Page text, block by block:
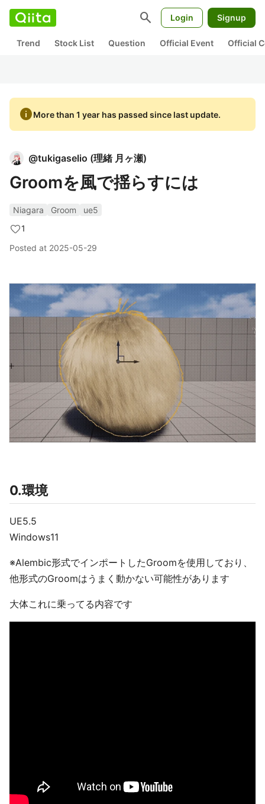
search Login Signup
Trend Stock List Question Official Event Official
infoMore than 1 year has passed since last update.
@tukigaselio (理緒 月ヶ瀬)
Groomを風で揺らすには
Niagara Groom
ue5
1
Posted at 2025-05-29
0.環境
UE5.5
Windows11
※Alembic形式でインポートしたGroomを使用しており、
他形式のGroomはうまく動かない可能性があります
大体これに乗ってる内容です